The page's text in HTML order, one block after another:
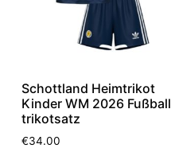
Schottland Heimtrikot
Kinder WM 2026 Fußball
trikotsatz
€34.00